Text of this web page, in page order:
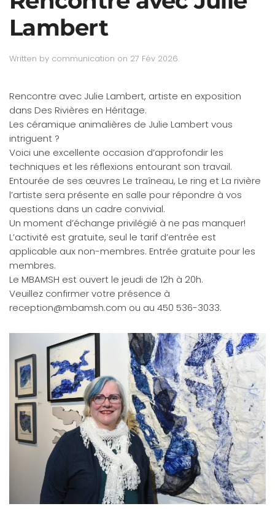
Lambert
Written by communication on 27 Fév 2026.
Rencontre avec Julie Lambert, artiste en exposition
dans Des Rivières en Héritage.
Les céramique animalières de Julie Lambert vous
intriguent ?
Voici une excellente occasion d’approfondir les
techniques et les réflexions entourant son travail.
Entourée de ses œuvres Le traîneau, Le ring et La rivière
l’artiste sera présente en salle pour répondre à vos
questions dans un cadre convivial.
Un moment d’échange privilégié à ne pas manquer!
L’activité est gratuite, seul le tarif d’entrée est
applicable aux non-membres. Entrée gratuite pour les
membres.
Le MBAMSH est ouvert le jeudi de 12h à 20h.
Veuillez confirmer votre présence à
reception@mbamsh.com ou au 450 536-3033.